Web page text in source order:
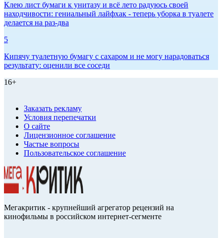
Клею лист бумаги к унитазу и всё лето радуюсь своей
находчивости: гениальный лайфхак - теперь уборка в туалете
делается на раз-два
5
Кипячу туалетную бумагу с сахаром и не могу нарадоваться
результату: оценили все соседи
16+
Заказать рекламу
Условия перепечатки
О сайте
Лицензионное соглашение
Частые вопросы
Пользовательское соглашение
Мегакритик - крупнейший агрегатор рецензий на
кинофильмы в российском интернет-сегменте